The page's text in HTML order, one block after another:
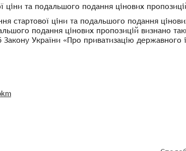
та подальшого подання цінових
стартової ціни та подальшого подання
подання цінових пропозицій визнано
України «Про приватизацію